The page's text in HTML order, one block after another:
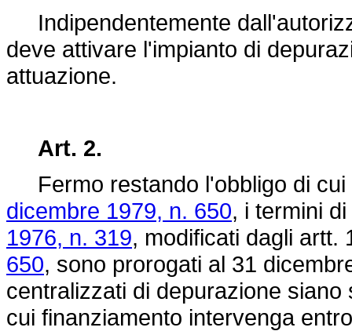
Indipendentemente
deve attivare l'impianto di
attuazione.
Art. 2.
Fermo restando l'obbligo di cui
dicembre 1979, n. 650, i termini
1976, n. 319, modificati dagli artt.
650, sono prorogati al 31
centralizzati di depurazione
cui finanziamento intervenga